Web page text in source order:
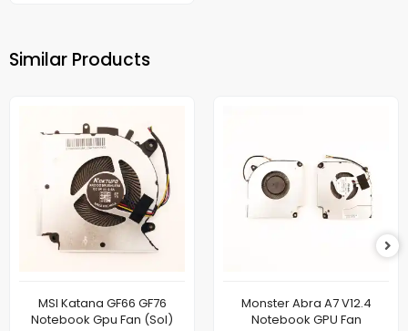
Similar Products
MSI Katana GF66 GF76
Notebook Gpu Fan (Sol)
Monster Abra A7 V12.4
Notebook GPU Fan